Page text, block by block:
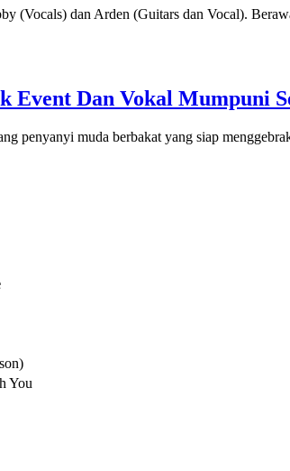
(Vocals) dan Arden (Guitars dan Vocal).
Event Dan Vokal Mumpuni
penyanyi muda berbakat yang siap
You